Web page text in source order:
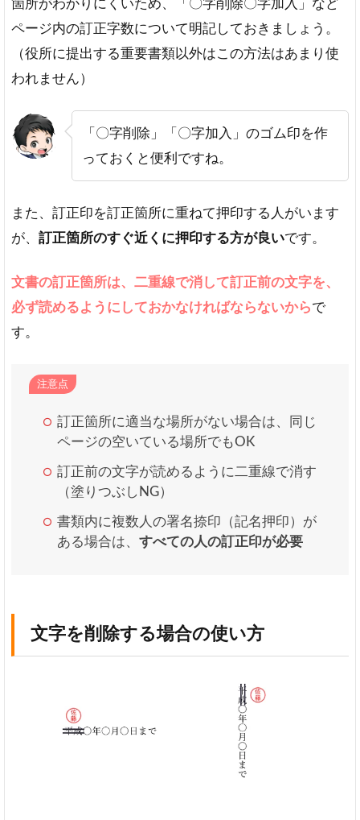
箇所がわかりにくいため、「〇字削除〇字加入」など
ページ内の訂正字数について明記しておきましょう。
（役所に提出する重要書類以外はこの方法はあまり使
われません）
「〇字削除」「〇字加入」のゴム印を作
っておくと便利ですね。
また、訂正印を訂正箇所に重ねて押印する人がいます
が、 訂正箇所のすぐ近くに押印する方が良いです。
文書の訂正箇所は、二重線で消して訂正前の文字を、
必ず読めるようにしておかなければならないからで
す。
注意点
訂正箇所に適当な場所がない場合は、同じ
ページの空いている場所でもOK
訂正前の文字が読めるように二重線で消す
（塗りつぶしNG）
書類内に複数人の署名捺印（記名押印）が
ある場合は、すべての人の訂正印が必要
文字を削除する場合の使い方